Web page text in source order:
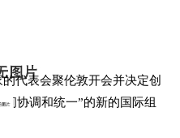
代表会聚伦敦开会并决定创
协调和统一”的新的国际组